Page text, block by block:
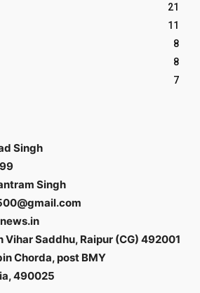
21
11
8
8
7
Singh
Singh
Saddhu, Raipur (CG) 492001
Chorda, post BMY
490025